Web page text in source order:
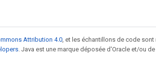
Attribution 4.0 , et les échantillons de code
. Java est une marque déposée d'Oracle et/ou